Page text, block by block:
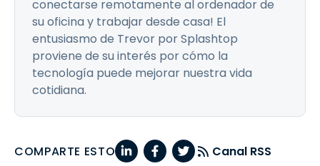
conectarse remotamente al ordenador de
su oficina y trabajar desde casa! El
entusiasmo de Trevor por Splashtop
proviene de su interés por cómo la
tecnología puede mejorar nuestra vida
cotidiana.
COMPARTE ESTO Canal RSS